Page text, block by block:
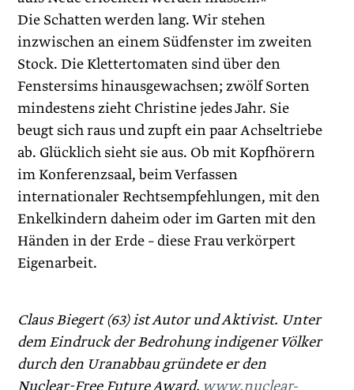
Die Schatten werden lang. Wir stehen
inzwischen an einem Südfenster im zweiten
Stock. Die Klettertomaten sind über den
Fenstersims hinausgewachsen; zwölf Sorten
mindestens zieht Christine jedes Jahr. Sie
beugt sich raus und zupft ein paar Achseltriebe
ab. Glücklich sieht sie aus. Ob mit Kopfhörern
im Konferenzsaal, beim Verfassen
internationaler Rechtsempfehlungen, mit den
Enkelkindern daheim oder im Garten mit den
Händen in der Erde – diese Frau verkörpert
Eigenarbeit.
Claus Biegert (63) ist Autor und Aktivist. Unter
dem Eindruck der Bedrohung indigener Völker
durch den Uranabbau gründete er den